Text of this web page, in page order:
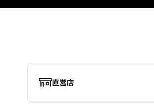
直営店